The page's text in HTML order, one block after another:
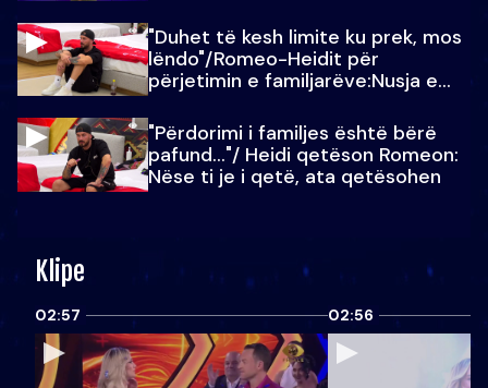
"Duhet të kesh limite ku prek, mos
lëndo"/Romeo-Heidit për
përjetimin e familjarëve:Nusja e
"Përdorimi i familjes është bërë
pafund…"/ Heidi qetëson Romeon:
Nëse ti je i qetë, ata qetësohen
Klipe
02:57 02:56